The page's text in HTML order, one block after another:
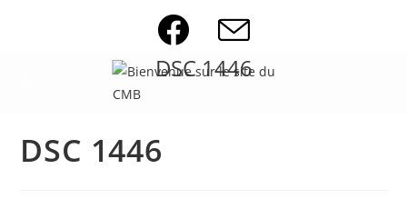
DSC 1446
DSC 1446